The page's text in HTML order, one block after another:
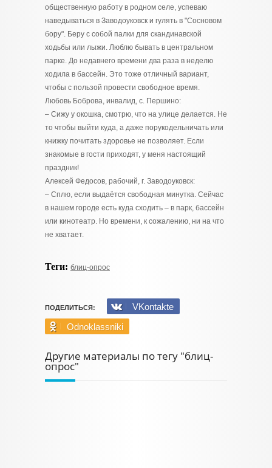
общественную работу в родном селе, успеваю
наведываться в Заводоуковск и гулять в "Сосновом
бору". Беру с собой палки для скандинавской
ходьбы или лыжи. Люблю бывать в центральном
парке. До недавнего времени два раза в неделю
ходила в бассейн. Это тоже отличный вариант,
чтобы с пользой провести свободное время.
Любовь Боброва, инвалид, с. Першино:
– Сижу у окошка, смотрю, что на улице делается. Не
то чтобы выйти куда, а даже порукодельничать или
книжку почитать здоровье не позволяет. Если
знакомые в гости приходят, у меня настоящий
праздник!
Алексей Федосов, рабочий, г. Заводоуковск:
– Сплю, если выдаётся свободная минутка. Сейчас
в нашем городе есть куда сходить – в парк, бассейн
или кинотеатр. Но времени, к сожалению, ни на что
не хватает.
Теги: блиц-опрос
ПОДЕЛИТЬСЯ:
VKontakte
Odnoklassniki
Другие материалы по тегу "блиц-
опрос"